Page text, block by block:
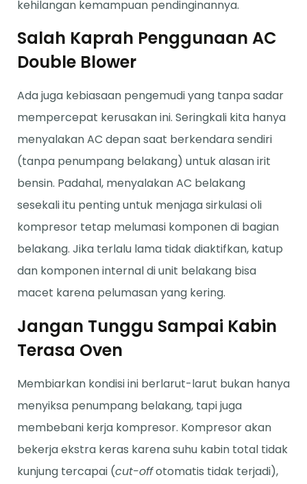
kehilangan kemampuan pendinginannya.
Salah Kaprah Penggunaan AC
Double Blower
Ada juga kebiasaan pengemudi yang tanpa sadar
mempercepat kerusakan ini. Seringkali kita hanya
menyalakan AC depan saat berkendara sendiri
(tanpa penumpang belakang) untuk alasan irit
bensin. Padahal, menyalakan AC belakang
sesekali itu penting untuk menjaga sirkulasi oli
kompresor tetap melumasi komponen di bagian
belakang. Jika terlalu lama tidak diaktifkan, katup
dan komponen internal di unit belakang bisa
macet karena pelumasan yang kering.
Jangan Tunggu Sampai Kabin
Terasa Oven
Membiarkan kondisi ini berlarut-larut bukan hanya
menyiksa penumpang belakang, tapi juga
membebani kerja kompresor. Kompresor akan
bekerja ekstra keras karena suhu kabin total tidak
kunjung tercapai (cut-offotomatis tidak terjadi),